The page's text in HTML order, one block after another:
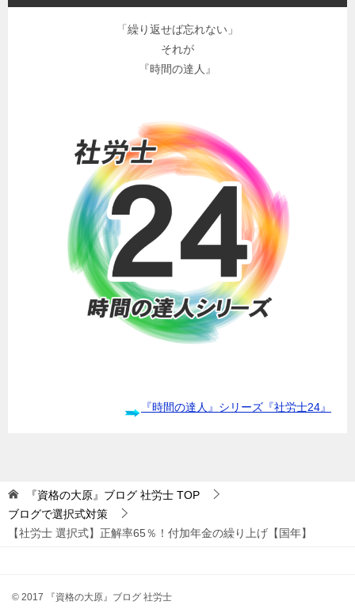
「繰り返せば忘れない」
それが
『時間の達人』
『時間の達人』シリーズ『社労士24』
『資格の大原』ブログ 社労士 TOP
ブログで選択式対策
【社労士 選択式】正解率65％！付加年金の繰り上げ【国年】
© 2017 『資格の大原』ブログ 社労士